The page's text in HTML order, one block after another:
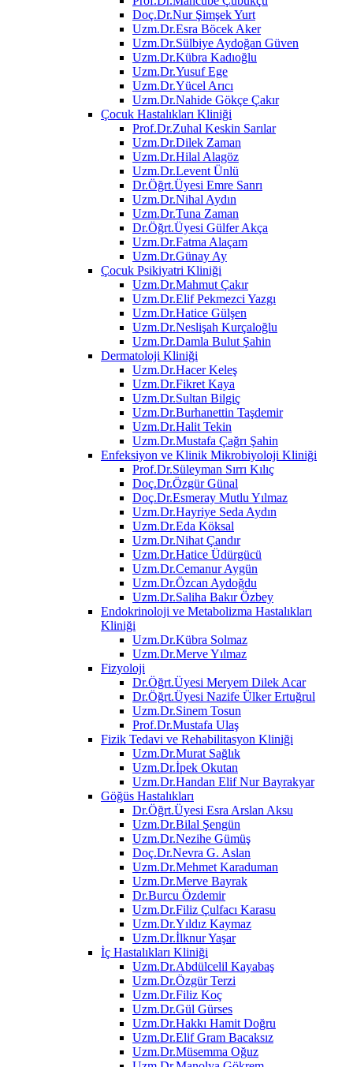
Doç.Dr.Nur Şimşek Yurt
Uzm.Dr.Esra Böcek Aker
Uzm.Dr.Sülbiye Aydoğan Güven
Uzm.Dr.Kübra Kadıoğlu
Uzm.Dr.Yusuf Ege
Uzm.Dr.Yücel Arıcı
Uzm.Dr.Nahide Gökçe Çakır
Çocuk Hastalıkları Kliniği
Prof.Dr.Zuhal Keskin Sarılar
Uzm.Dr.Dilek Zaman
Uzm.Dr.Hilal Alagöz
Uzm.Dr.Levent Ünlü
Dr.Öğrt.Üyesi Emre Sanrı
Uzm.Dr.Nihal Aydın
Uzm.Dr.Tuna Zaman
Dr.Öğrt.Üyesi Gülfer Akça
Uzm.Dr.Fatma Alaçam
Uzm.Dr.Günay Ay
Çocuk Psikiyatri Kliniği
Uzm.Dr.Mahmut Çakır
Uzm.Dr.Elif Pekmezci Yazgı
Uzm.Dr.Hatice Gülşen
Uzm.Dr.Neslişah Kurçaloğlu
Uzm.Dr.Damla Bulut Şahin
Dermatoloji Kliniği
Uzm.Dr.Hacer Keleş
Uzm.Dr.Fikret Kaya
Uzm.Dr.Sultan Bilgiç
Uzm.Dr.Burhanettin Taşdemir
Uzm.Dr.Halit Tekin
Uzm.Dr.Mustafa Çağrı Şahin
Enfeksiyon ve Klinik Mikrobiyoloji Kliniği
Prof.Dr.Süleyman Sırrı Kılıç
Doç.Dr.Özgür Günal
Doç.Dr.Esmeray Mutlu Yılmaz
Uzm.Dr.Hayriye Seda Aydın
Uzm.Dr.Eda Köksal
Uzm.Dr.Nihat Çandır
Uzm.Dr.Hatice Üdürgücü
Uzm.Dr.Cemanur Aygün
Uzm.Dr.Özcan Aydoğdu
Uzm.Dr.Saliha Bakır Özbey
Endokrinoloji ve Metabolizma Hastalıkları
Kliniği
Uzm.Dr.Kübra Solmaz
Uzm.Dr.Merve Yılmaz
Fizyoloji
Dr.Öğrt.Üyesi Meryem Dilek Acar
Dr.Öğrt.Üyesi Nazife Ülker Ertuğrul
Uzm.Dr.Sinem Tosun
Prof.Dr.Mustafa Ulaş
Fizik Tedavi ve Rehabilitasyon Kliniği
Uzm.Dr.Murat Sağlık
Uzm.Dr.İpek Okutan
Uzm.Dr.Handan Elif Nur Bayrakyar
Göğüs Hastalıkları
Dr.Öğrt.Üyesi Esra Arslan Aksu
Uzm.Dr.Bilal Şengün
Uzm.Dr.Nezihe Gümüş
Doç.Dr.Nevra G. Aslan
Uzm.Dr.Mehmet Karaduman
Uzm.Dr.Merve Bayrak
Dr.Burcu Özdemir
Uzm.Dr.Filiz Çulfacı Karasu
Uzm.Dr.Yıldız Kaymaz
Uzm.Dr.İlknur Yaşar
İç Hastalıkları Kliniği
Uzm.Dr.Abdülcelil Kayabaş
Uzm.Dr.Özgür Terzi
Uzm.Dr.Filiz Koç
Uzm.Dr.Gül Gürses
Uzm.Dr.Hakkı Hamit Doğru
Uzm.Dr.Elif Gram Bacaksız
Uzm.Dr.Müsemma Oğuz